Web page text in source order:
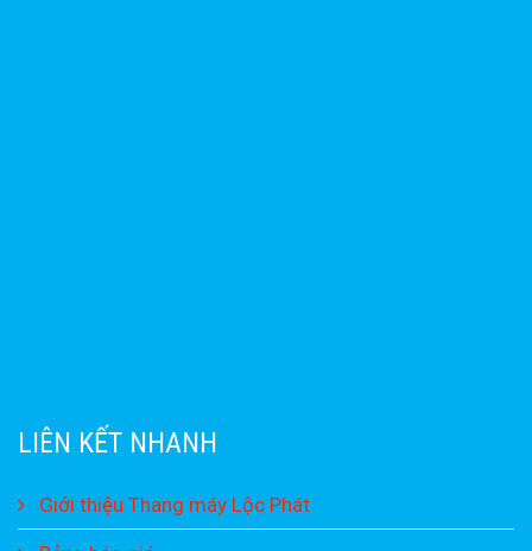
LIÊN KẾT NHANH
Giới thiệu Thang máy Lộc Phát